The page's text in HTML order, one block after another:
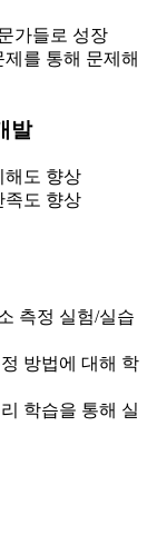
가들로 성장
를 통해 문제해
발
해도 향상
족도 향상
측정 실험/실습
방법에 대해 학
학습을 통해 실